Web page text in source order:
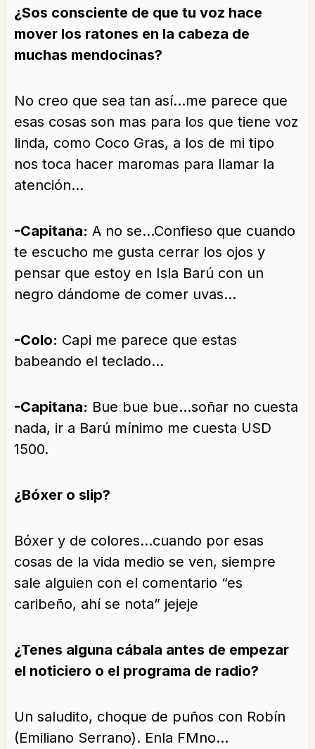
¿Sos consciente de que tu voz hace
mover los ratones en la cabeza de
muchas mendocinas?
No creo que sea tan así…me parece que
esas cosas son mas para los que tiene voz
linda, como Coco Gras, a los de mi tipo
nos toca hacer maromas para llamar la
atención…
-Capitana: A no se…Confieso que cuando
te escucho me gusta cerrar los ojos y
pensar que estoy en Isla Barú con un
negro dándome de comer uvas…
-Colo: Capi me parece que estas
babeando el teclado…
-Capitana: Bue bue bue…soñar no cuesta
nada, ir a Barú mínimo me cuesta USD
1500.
¿Bóxer o slip?
Bóxer y de colores…cuando por esas
cosas de la vida medio se ven, siempre
sale alguien con el comentario “es
caribeño, ahí se nota” jejeje
¿Tenes alguna cábala antes de empezar
el noticiero o el programa de radio?
Un saludito, choque de puños con Robín
(Emiliano Serrano). Enla FMno…